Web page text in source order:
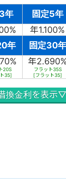
年 固定5年
年1.100%
年 固定30年
20S
35]
年2.690%
フラット35S
[フラット35]
換金利を表示▽